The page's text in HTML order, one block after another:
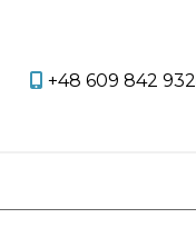
+48 609 842 932